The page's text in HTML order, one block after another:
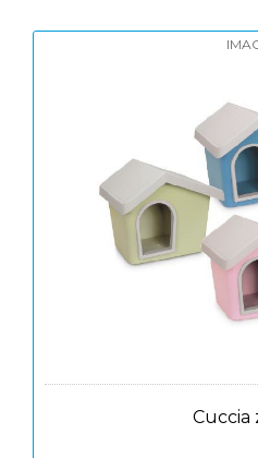
Cuccia